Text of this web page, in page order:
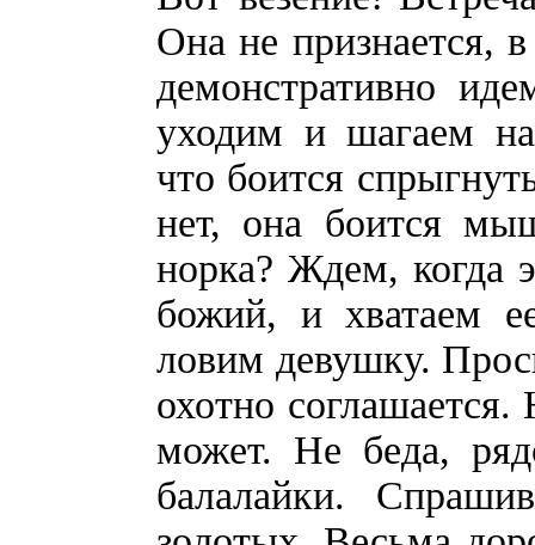
Она не признается,
демонстративно
уходим и шагаем
что боится
нет, она боится
норка? Ждем, когда
божий, и хватаем
ловим девушку.
охотно
может. Не беда,
балалайки.